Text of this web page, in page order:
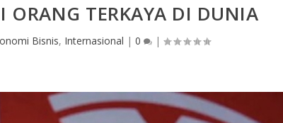
ORANG TERKAYA DI DUNIA
Bisnis, Internasional | 0 |